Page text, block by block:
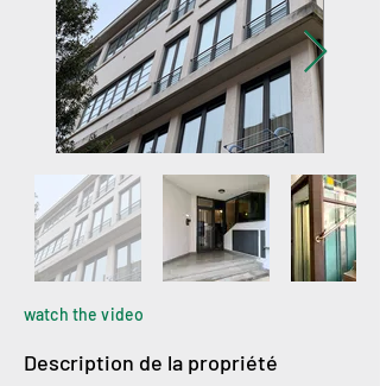
watch the video
Description de la propriété